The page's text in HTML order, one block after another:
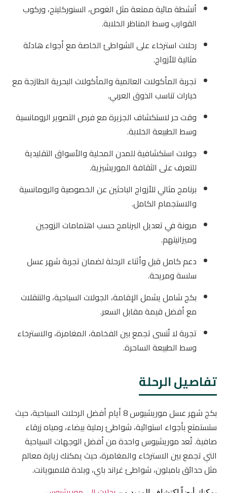
أنشطة مائية ممتعة مثل الغوص، السنوركلينج، وركوب
القوارب وسط المناظر الخلابة.
رحلات استرخاء على الشواطئ الخاصة مع أجواء هادئة
مثالية للأزواج.
تجربة المأكولات العالمية والمأكولات البحرية الطازجة مع
خيارات تناسب الذوق العربي.
وقت حر لاستكشاف الجزيرة مع فرص التصوير الرومانسية
وسط الطبيعة الخلابة.
جولات استكشافية للمدن المحلية والأسواق التقليدية
للتعرف على الثقافة الموريشيزية.
برنامج مثالي للأزواج الباحثين عن الخصوصية والرومانسية
والاستجمام الكامل.
مرونة في تعديل البرنامج حسب اهتمامات الزوجين
وميزانيتهم.
دعم كامل قبل وأثناء الرحلة لضمان تجربة شهر عسل
سلسة ومريحة.
بكج شامل يشمل الإقامة، الجولات السياحية، والتنقلات
مع أفضل قيمة مقابل السعر.
تجربة لا تُنسى تجمع بين الفخامة، المغامرة، والاسترخاء
وسط الطبيعة الساحرة.
تفاصيل الرحلة
بكج شهر عسل موريشيوس 8 أيام أفضل الرحلات السياحية، حيث
ستستمتع بأجواء استوائية، شواطئ رملية بيضاء، ومياه زرقاء
صافية. تُعد موريشيوس واحدة من أفضل الوجهات السياحية
التي تجمع بين الاسترخاء والمغامرة، حيث يمكنك زيارة معالم
مثل حدائق بامبلون، شواطئ غراند باي، وبلدة فلامبويانت.